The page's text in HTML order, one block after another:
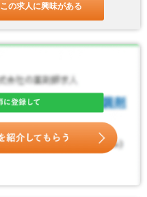
この求人に興味がある